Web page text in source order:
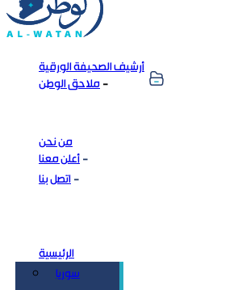
أرشيف الصحيفة الورقية
ملاحق الوطن
من نحن
أعلن معنا
اتصل بنا
الرئيسية
سوريا